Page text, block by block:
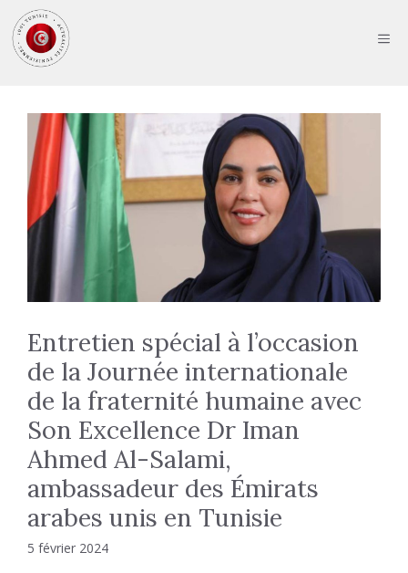
au
contenu
Entretien spécial à l’occasion
de la Journée internationale
de la fraternité humaine avec
Son Excellence Dr Iman
Ahmed Al-Salami,
ambassadeur des Émirats
arabes unis en Tunisie
5 février 2024